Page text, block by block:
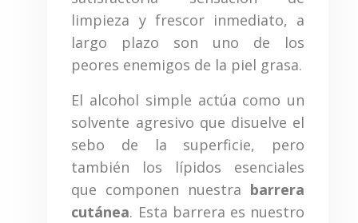
limpieza y frescor inmediato, a
largo plazo son uno de los
peores enemigos de la piel grasa.
El alcohol simple actúa como un
solvente agresivo que disuelve el
sebo de la superficie, pero
también los lípidos esenciales
que componen nuestra barrera
cutánea. Esta barrera es nuestro